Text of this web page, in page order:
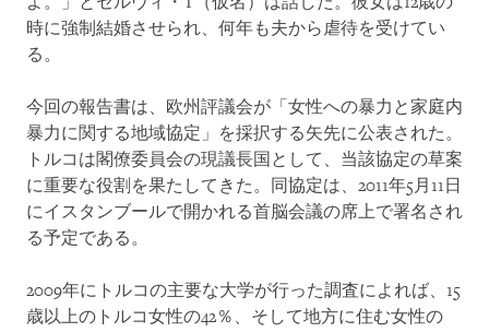
時に強制結婚させられ、何年も夫から虐待を受けてい
る。
今回の報告書は、欧州評議会が「女性への暴力と家庭内
暴力に関する地域協定」を採択する矢先に公表された。
トルコは閣僚委員会の現議長国として、当該協定の草案
に重要な役割を果たしてきた。同協定は、2011年5月11日
にイスタンブールで開かれる首脳会議の席上で署名され
る予定である。
2009年にトルコの主要な大学が行った調査によれば、15
歳以上のトルコ女性の42％、そして地方に住む女性の